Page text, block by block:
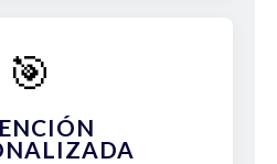
🎯